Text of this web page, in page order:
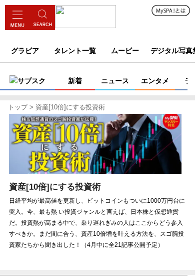
グラビア タレント一覧 ムービー デジタル写真集
サブスク 新着 ニュース エンタメ ラ
トップ 資産[10倍]にする投資術
資産[10倍]にする投資術
日経平均が最高値を更新し、ビットコインもついに1000万円台に
突入。今、最も熱 い投資ジャンルと言えば、日本株と仮想通貨
だ。投資熱が高まる中で、乗り遅れぎみの人はここからどう参入
すべきか。まだ間に合う、資産10倍増を叶える方法を、スゴ腕投
資家たちから聞き出した！（4月中に全21記事公開予定）